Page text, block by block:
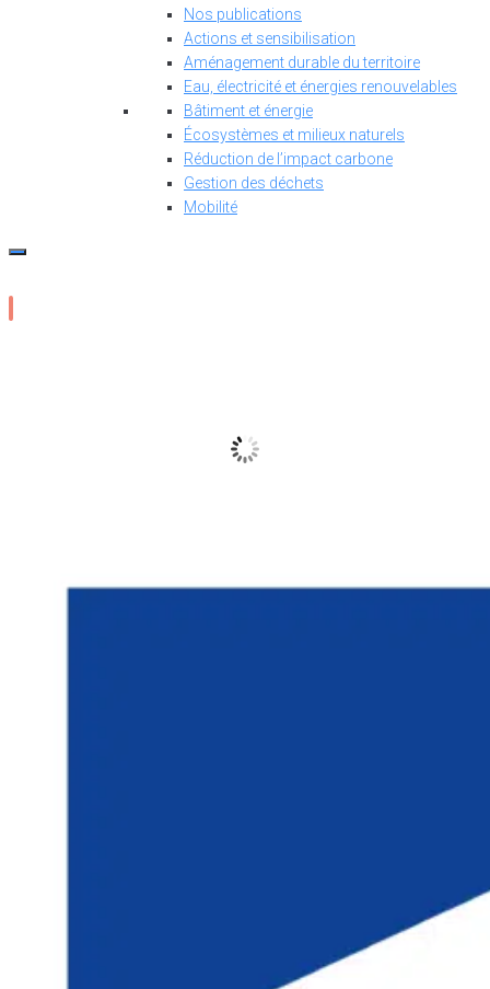
Nos publications
Actions et sensibilisation
Aménagement durable du territoire
Eau, électricité et énergies renouvelables
Bâtiment et énergie
Écosystèmes et milieux naturels
Réduction de l’impact carbone
Gestion des déchets
Mobilité